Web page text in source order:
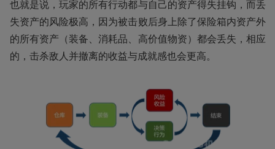
也就是说，玩家的所有行动都与自己的资产得失挂钩，而丢
失资产的风险极高，因为被击败后身上除了保险箱内资产外
的所有资产（装备、消耗品、高价值物资）都会丢失，相应
的，击杀敌人并撤离的收益与成就感也会更高。